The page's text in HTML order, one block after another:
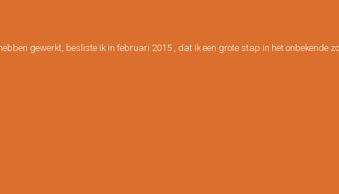
gewerkt, besliste ik in februari 2015 , dat ik een grote stap in het onbekende